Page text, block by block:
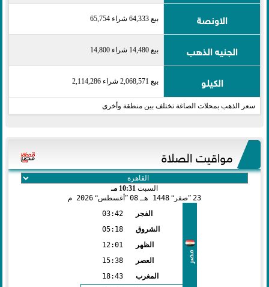
الاونصة بيع 64,333 شراء 65,754
الجنيه الذهب بيع 14,480 شراء 14,800
الكيلو بيع 2,068,571 شراء 2,114,286
سعر الذهب بمحلات الصاغة تختلف بين منطقة وأخرى
مواقيت الصلاة
السبت 10:31 مـ
23 صفر 1448 هـ 08 أغسطس 2026 م
مصر
الفجر
03:42
الشروق
05:18
الظهر
12:01
العصر
15:38
المغرب
18:43